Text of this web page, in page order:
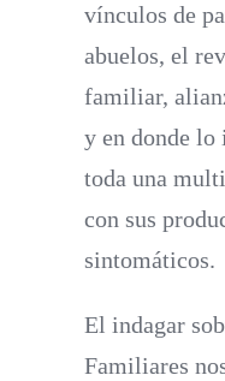
vínculos de
abuelos, el
familiar,
y en donde lo
toda una
con sus
sintomáticos.
El indagar
Familiares